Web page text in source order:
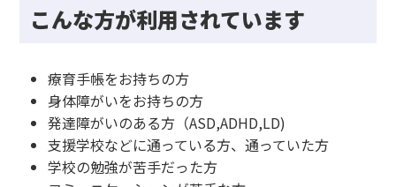
こんな方が利用されています
療育手帳をお持ちの方
身体障がいをお持ちの方
発達障がいのある方（ASD,ADHD,LD)
支援学校などに通っている方、通っていた方
学校の勉強が苦手だった方